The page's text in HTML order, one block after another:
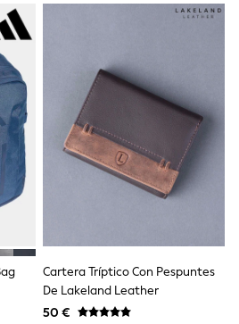
Cartera Tríptico Con Pespuntes
De Lakeland Leather
50 €